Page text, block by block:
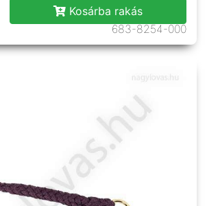
Kosárba rakás
683-8254-000